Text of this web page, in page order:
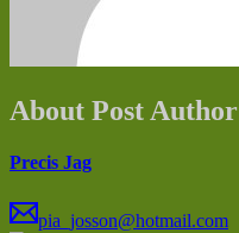
About Post Author
Precis Jag
pia_josson@hotmail.com